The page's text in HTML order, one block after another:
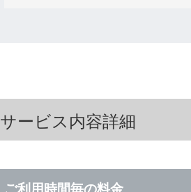
サービス内容詳細
ご利用時間毎の料金